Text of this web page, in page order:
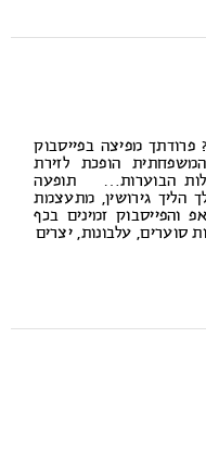
מפיצה בפייסבוק
הופכת לזירת
הבוערות… תופעה
גירושין, מתעצמת
זמינים בכף
עלבונות, יצרים